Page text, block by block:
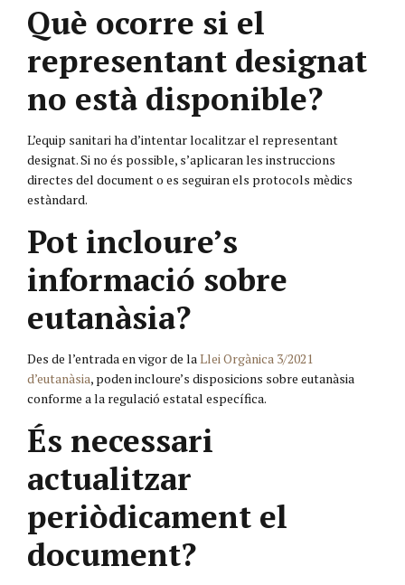
Què ocorre si el
representant designat
no està disponible?
L’equip sanitari ha d’intentar localitzar el representant
designat. Si no és possible, s’aplicaran les instruccions
directes del document o es seguiran els protocols mèdics
estàndard.
Pot incloure’s
informació sobre
eutanàsia?
Des de l’entrada en vigor de la Llei Orgànica 3/2021
d’eutanàsia, poden incloure’s disposicions sobre eutanàsia
conforme a la regulació estatal específica.
És necessari
actualitzar
periòdicament el
document?